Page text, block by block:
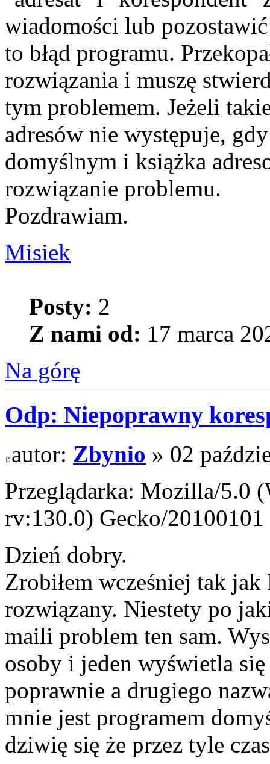
wiadomości lub
to błąd programu.
rozwiązania i muszę
tym problemem. Jeżeli
adresów nie występuje,
domyślnym i książka
rozwiązanie problemu.
Pozdrawiam.
Misiek
Posty: 2
Z nami od: 17 marca
Na górę
Odp: Niepoprawny
autor: Zbynio » 02
Przeglądarka: Mozilla/5.0
rv:130.0) Gecko/
Dzień dobry.
Zrobiłem wcześniej tak
rozwiązany. Niestety po
maili problem ten sam.
osoby i jeden wyświetla
poprawnie a drugiego
mnie jest programem
dziwię się że przez tyle